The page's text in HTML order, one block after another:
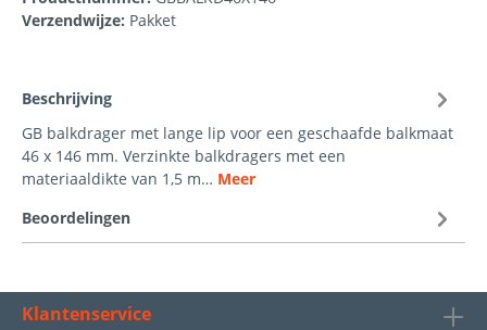
Verzendwijze: Pakket
Beschrijving
GB balkdrager met lange lip voor een geschaafde balkmaat
46 x 146 mm. Verzinkte balkdragers met een
materiaaldikte van 1,5 m… Meer
Beoordelingen
Klantenservice